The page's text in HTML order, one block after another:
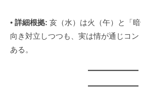
• 詳細根拠: 亥（水）は火（午）と「
向き対立しつつも、実は情が通じコ
ある。